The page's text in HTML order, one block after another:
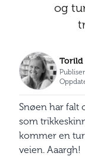
og
Torild
Snøen har falt
som
kommer en
veien. Aaargh!